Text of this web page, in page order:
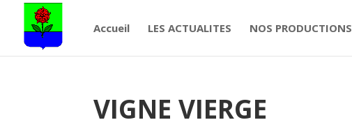
Accueil LES ACTUALITES NOS PRODUCTIONS
VIGNE VIERGE